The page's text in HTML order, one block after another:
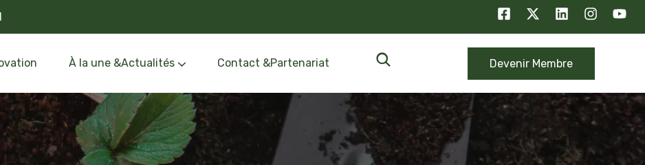
À la une &Actualités Contact &Partenariat Devenir Membre